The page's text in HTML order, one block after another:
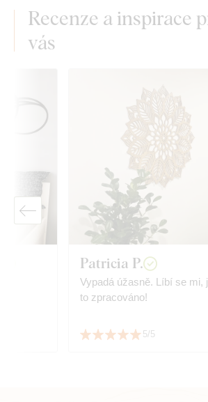
Recenze a inspirace
vás
Patricia P.
Vypadá úžasně. Líbí se mi,
to zpracováno!
5/5